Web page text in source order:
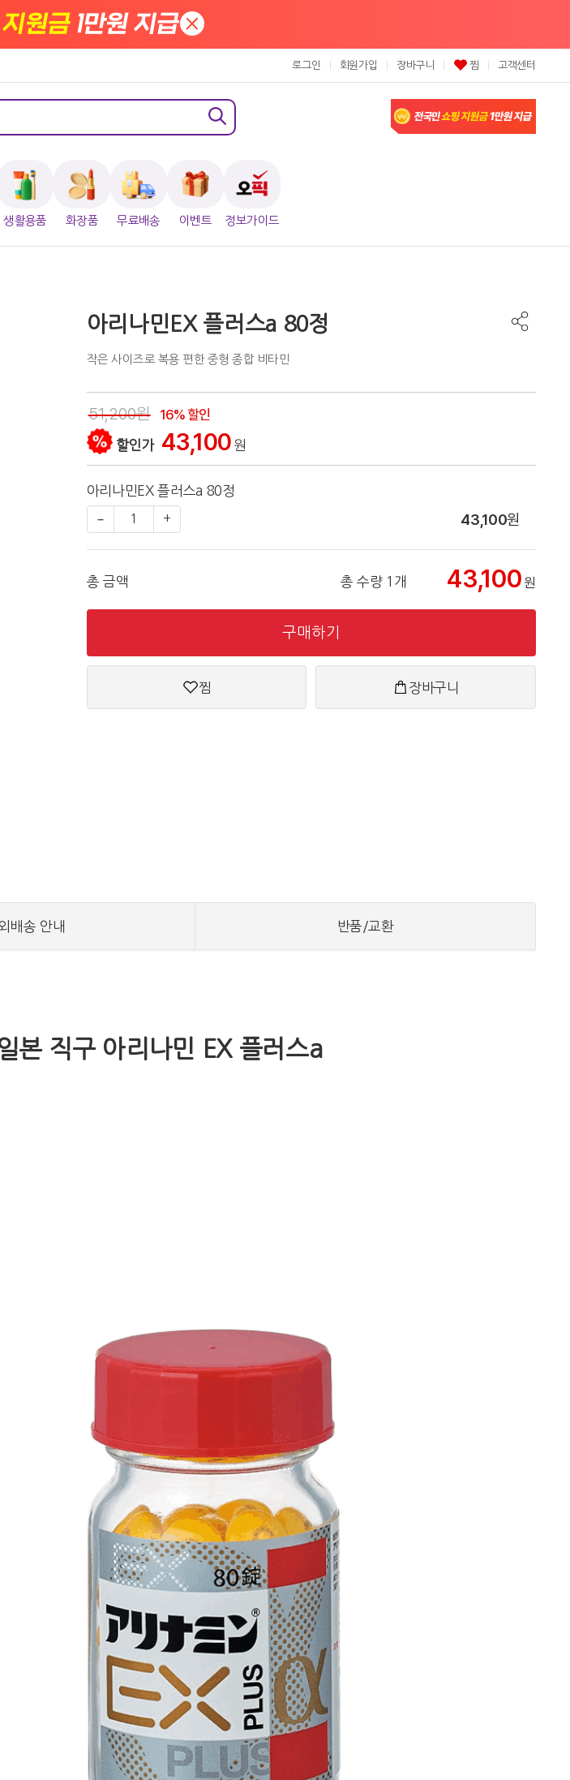
원금1만원 지급×
로그인 회원가입 장바구니 찜 고객센터
생활용품 화장품 무료배송 이벤트 정보가이드
아리나민EX 플러스a 80정
작은 사이즈로 복용 편한 중형 종합 비타민
51,200원 16% 할인
할인가 43,100 원
아리나민EX 플러스a 80정
− 1 + 43,100원
총 금액 총 수량 1개 43,100원
구매하기
찜 장바구니
배송 안내 반품/교환
본 직구 아리나민 EX 플러스a